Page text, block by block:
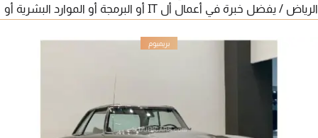
الرياض / يفضل خبرة في أعمال أل IT أو البرمجة أو الموارد البشرية أو
المتطلبات الضرورية. السيرة الذاتية / صورة شخصية / وتسجل مقطع
صوتي مذكور به (الوظيفة المتقدم لها / المهارات والخبرات / العمل